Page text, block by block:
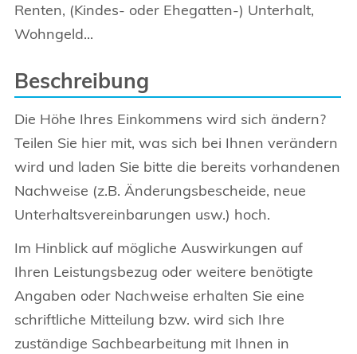
Renten, (Kindes- oder Ehegatten-) Unterhalt,
Wohngeld...
Beschreibung
Die Höhe Ihres Einkommens wird sich ändern?
Teilen Sie hier mit, was sich bei Ihnen verändern
wird und laden Sie bitte die bereits vorhandenen
Nachweise (z.B. Änderungsbescheide, neue
Unterhaltsvereinbarungen usw.) hoch.
Im Hinblick auf mögliche Auswirkungen auf
Ihren Leistungsbezug oder weitere benötigte
Angaben oder Nachweise erhalten Sie eine
schriftliche Mitteilung bzw. wird sich Ihre
zuständige Sachbearbeitung mit Ihnen in